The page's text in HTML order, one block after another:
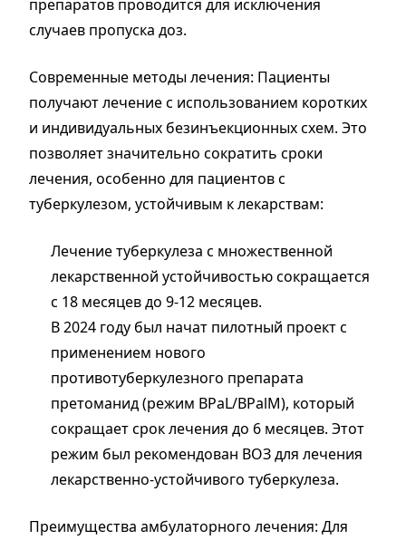
препаратов проводится для исключения
случаев пропуска доз.
Современные методы лечения: Пациенты
получают лечение с использованием коротких
и индивидуальных безинъекционных схем. Это
позволяет значительно сократить сроки
лечения, особенно для пациентов с
туберкулезом, устойчивым к лекарствам:
Лечение туберкулеза с множественной
лекарственной устойчивостью сокращается
с 18 месяцев до 9-12 месяцев.
В 2024 году был начат пилотный проект с
применением нового
противотуберкулезного препарата
претоманид (режим BPaL/BPalM), который
сокращает срок лечения до 6 месяцев. Этот
режим был рекомендован ВОЗ для лечения
лекарственно-устойчивого туберкулеза.
Преимущества амбулаторного лечения: Для